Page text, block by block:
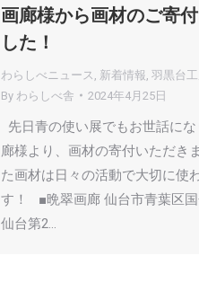
画廊様から画材のご寄
した！
わらしべニュース 新着情報 羽黒台
By わらしべ舎 2024年4月25日
先日青の使い展でもお世話に
廊様より、画材の寄付いただき
た画材は日々の活動で大切に使
す！ ■晩翠画廊 仙台市青葉区
仙台第2…